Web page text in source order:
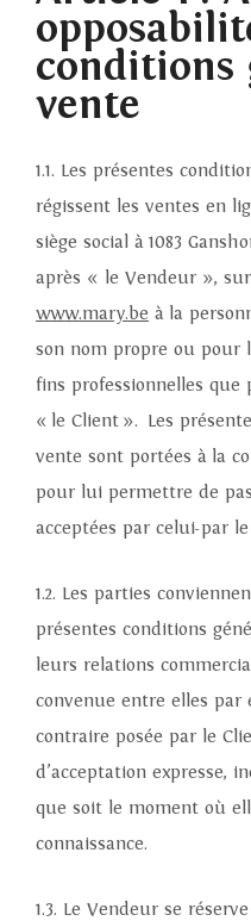
conditions
vente
1.1. Les présentes
régissent les ventes en
siège social à 1083
après « le Vendeur »,
www.mary.be à la
son nom propre ou pour
fins professionnelles que
« le Client ». Les
vente sont portées à la
pour lui permettre de
acceptées par celui-par
1.2. Les parties
présentes conditions
leurs relations
convenue entre elles par
contraire posée par le
d’acceptation expresse,
que soit le moment où
connaissance.
1.3. Le Vendeur se